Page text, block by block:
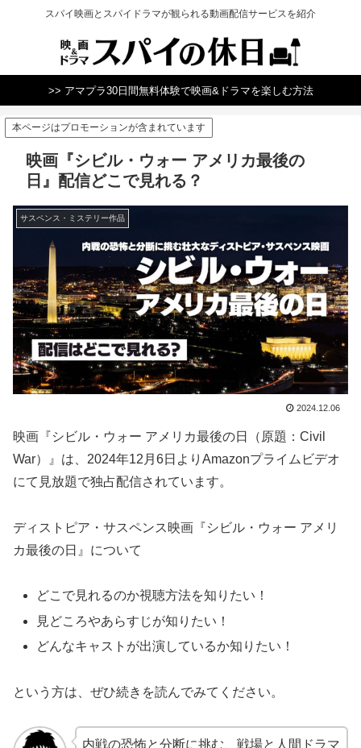
スパイ映画とスパイドラマが観られる動画配信サービスを紹介
>> アマプラ30日間無料体験で映画&ドラマを楽しむ方法
本ページはプロモーションが含まれています
映画『シビル・ウォー アメリカ最後の
日』配信どこで見れる？
サスペンス・ミステリー作品
2024.12.06
映画『シビル・ウォー アメリカ最後の日（原題：Civil
War）』は、2024年12月6日よりAmazonプライムビデオ
にて見放題で独占配信されています。
ディストピア・サスペンス映画『シビル・ウォー アメリ
カ最後の日』について
どこで見れるのか視聴方法を知りたい！
見どころやあらすじが知りたい！
どんなキャストが出演しているか知りたい！
という方は、ぜひ続きを読んでみてください。
内戦の恐怖と分断に挑む、戦場と人間ドラマ